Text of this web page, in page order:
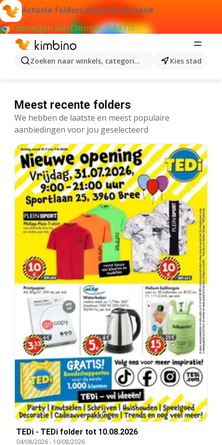
Actuele folders altijd bij de hand
Toevoegen aan Chrome - GRATIS
Zoeken naar winkels, categorieën, producten...
Kies stad
Meest recente folders
We hebben de laatste en meest populaire
aanbiedingen voor jou geselecteerd
TEDi - TEDi folder tot 10.08.2026
04/08/2026- 10/08/2026